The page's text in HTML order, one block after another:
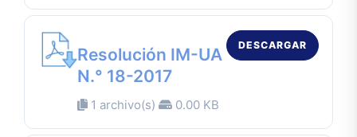
Resolución IM-UA
N.° 18-2017
1 archivo(s) 0.00 KB
DESCARGAR